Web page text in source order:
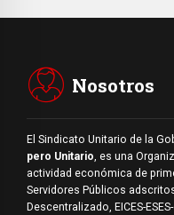
Nosotros
El Sindicato Unitario de la
pero Unitario, es una
actividad económica de
Servidores Públicos
Descentralizado, EICES-